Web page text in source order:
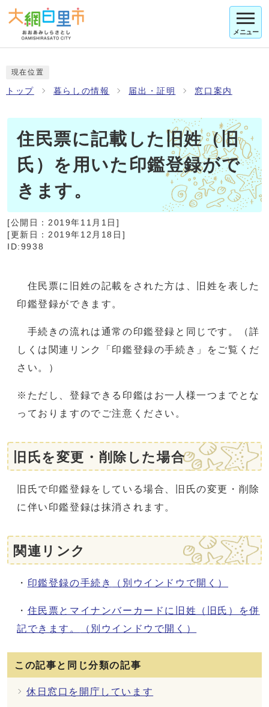
メニュー
現在位置
トップ 暮らしの情報 届出・証明 窓口案内
住民票に記載した旧姓（旧
氏）を用いた印鑑登録がで
きます。
[公開日： 2019年11月1日 ]
[更新日： 2019年12月18日 ]
ID:9938
住民票に旧姓の記載をされた方は、旧姓を表した
印鑑登録ができます。
手続きの流れは通常の印鑑登録と同じです。（詳
しくは関連リンク「印鑑登録の手続き」をご覧くだ
さい。）
※ただし、登録できる印鑑はお一人様一つまでとな
っておりますのでご注意ください。
旧氏を変更・削除した場合
旧氏で印鑑登録をしている場合、旧氏の変更・削除
に伴い印鑑登録は抹消されます。
関連リンク
・ 印鑑登録の手続き （別ウインドウで開く）
・ 住民票とマイナンバーカードに旧姓（旧氏）を併
記できます。
（別ウインドウで開く）
この記事と同じ分類の記事
休日窓口を開庁しています